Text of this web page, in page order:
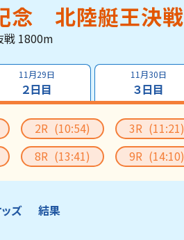
念 北陸艇王決戦
戦 1800m
11月29日
２日目
11月30日
３日目
2R (10:54) 3R (11:21)
8R (13:41) 9R (14:10)
ズ 結果